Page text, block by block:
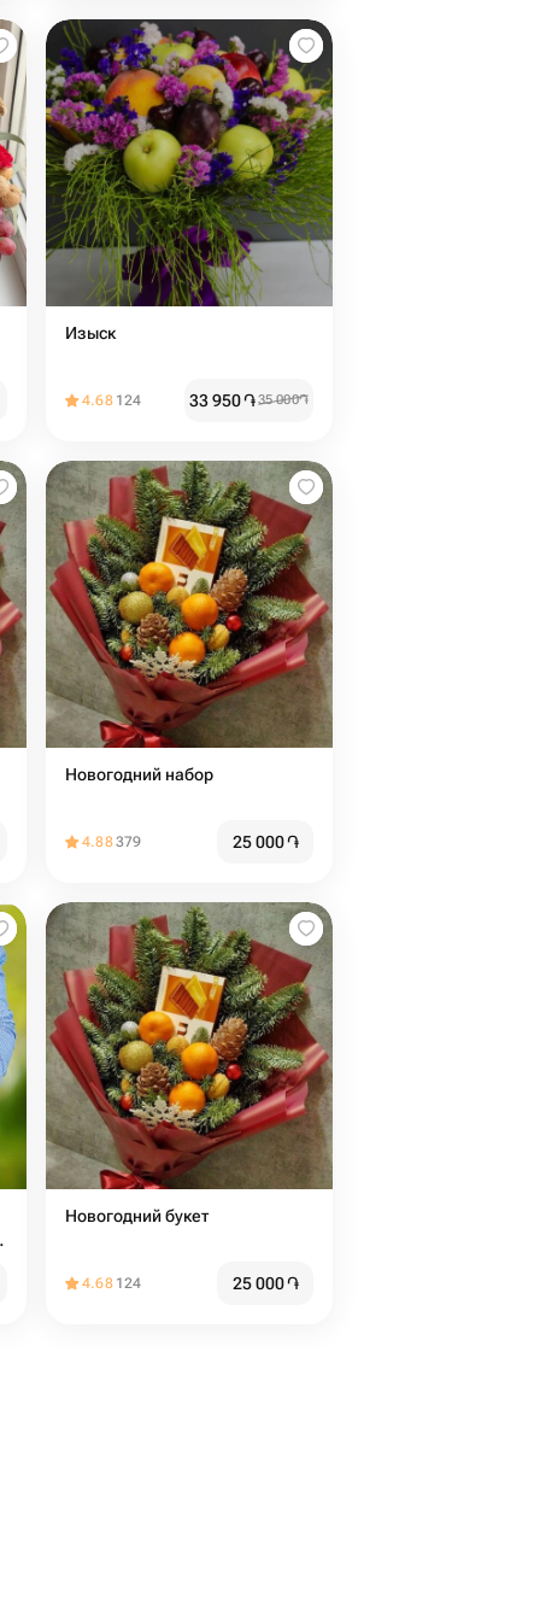
Изыск
4.68 124 33 950֏35 000֏
Новогодний набор
4.88379 25 000֏
Новогодний букет
4.68 124 25 000֏